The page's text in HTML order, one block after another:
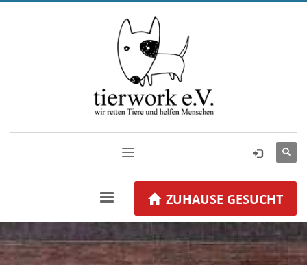
ZUHAUSE GESUCHT